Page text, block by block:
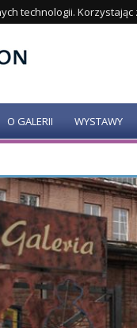
technologii.
O GALERII WYSTAWY